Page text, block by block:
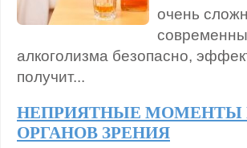
очень
алкоголизма безопасно,
получит...
НЕПРИЯТНЫЕ МОМЕНТЫ
ОРГАНОВ ЗРЕНИЯ